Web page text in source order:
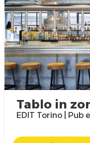
Tablo in
EDIT Torino | Pub